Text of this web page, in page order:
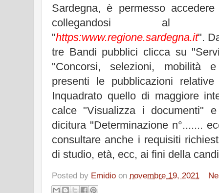
Sardegna, è permesso
collegandosi al
"https:www.regione.sardegna.it".
tre Bandi pubblici clicca su
"Concorsi, selezioni, mobilità
presenti le pubblicazioni
Inquadrato quello di maggiore
calce "Visualizza i documenti"
dicitura "Determinazione n°.......
consultare anche i requisiti
di studio, età, ecc, ai fini della
Posted by Emidio on novembre 19, 2021